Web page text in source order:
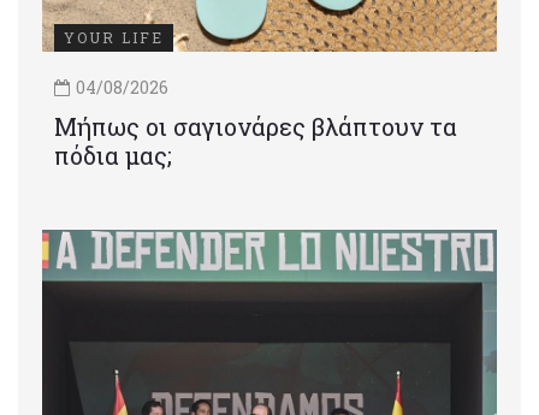
YOUR LIFE
04/08/2026
Μήπως οι σαγιονάρες βλάπτουν τα
πόδια μας;